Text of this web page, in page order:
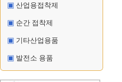
▣ 산업용접착제
▣ 순간 접착제
▣ 기타산업용품
▣ 발전소 용품